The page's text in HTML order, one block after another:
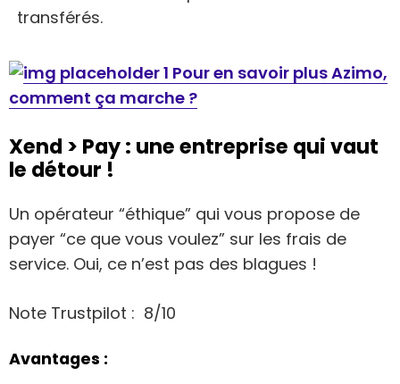
transférés.
Pour en savoir plus Azimo,
comment ça marche ?
Xend > Pay : une entreprise qui vaut
le détour !
Un opérateur “éthique” qui vous propose de
payer “ce que vous voulez” sur les frais de
service. Oui, ce n’est pas des blagues !
Note Trustpilot : 8/10
Avantages :